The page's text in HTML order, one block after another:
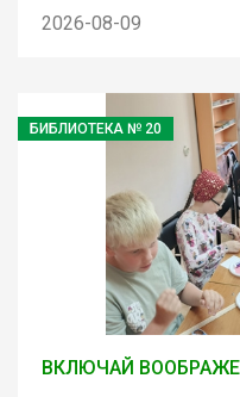
2026-08-09
БИБЛИОТЕКА № 20
ВКЛЮЧАЙ